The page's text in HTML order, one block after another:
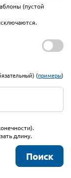
(пустой
(примеры)
длину.